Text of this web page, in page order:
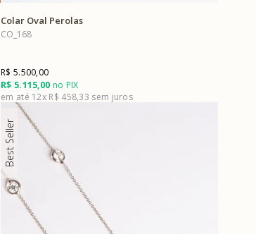
Colar Oval Perolas
CO_168
R$ 5.115,00 no PIX
R$ 5.500,00
12x R$ 458,33
Best Seller